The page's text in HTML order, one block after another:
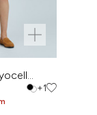
Şort Vizon
+1